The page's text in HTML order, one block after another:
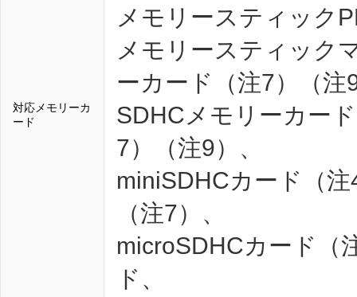
対応メモリーカ
ード
メモリースティック
メモリースティック
ーカード（注7）（注
SDHCメモリーカー
7）（注9）、
miniSDHCカード（
（注7）、
microSDHCカード（
ド、